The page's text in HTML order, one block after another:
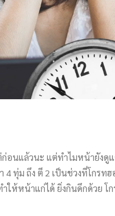
อนแล้วนะ แต่ทำไมหน้ายังดู
4 ทุ่ม ถึง ตี 2 เป็นช่วงที่โกร
ให้หน้าแก่ได้ ยิ่งกินดึกด้วย โ